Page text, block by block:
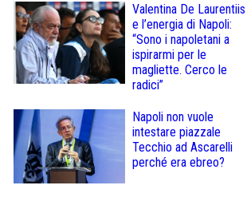
Valentina De Laurentiis
e l’energia di Napoli:
“Sono i napoletani a
ispirarmi per le
magliette. Cerco le
radici”
Napoli non vuole
intestare piazzale
Tecchio ad Ascarelli
perché era ebreo?